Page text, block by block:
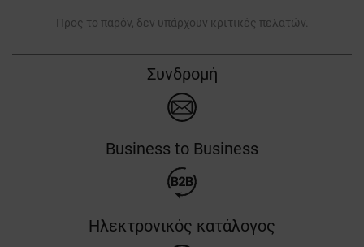
Προς το παρόν, δεν υπάρχουν κριτικές πελατών.
Συνδρομή
Business to Business
Ηλεκτρονικός κατάλογος